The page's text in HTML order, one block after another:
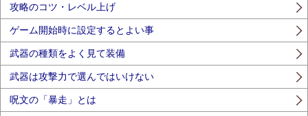
攻略のコツ・レベル上げ
ゲーム開始時に設定するとよい事
武器の種類をよく見て装備
武器は攻撃力で選んではいけない
呪文の「暴走」とは